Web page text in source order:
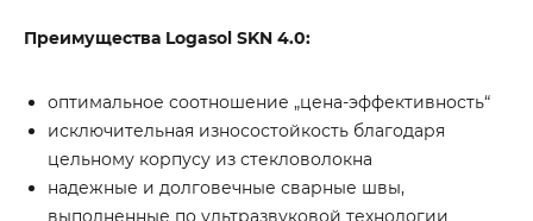
Преимущества Logasol SKN 4.0:
оптимальное соотношение „цена-эффективность“
исключительная износостойкость благодаря
цельному корпусу из стекловолокна
надежные и долговечные сварные швы,
выполненные по ультразвуковой технологии